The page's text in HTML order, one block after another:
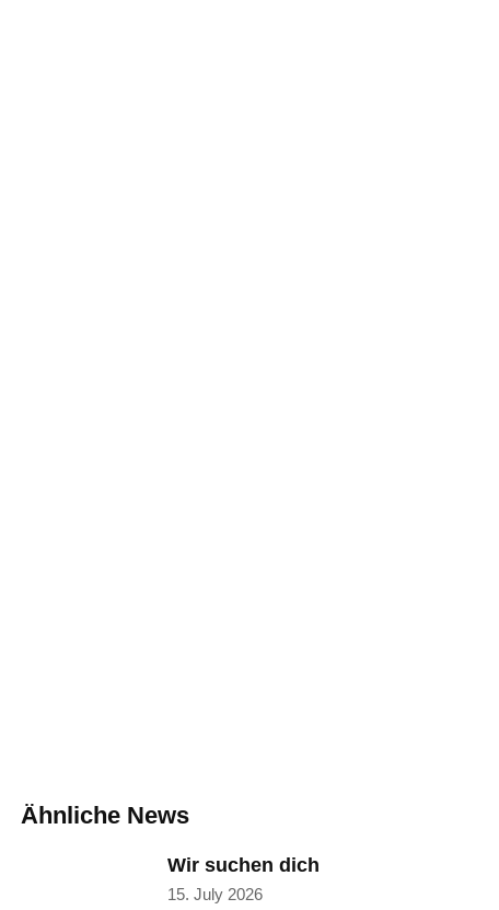
Ähnliche News
Wir suchen dich
15. July 2026